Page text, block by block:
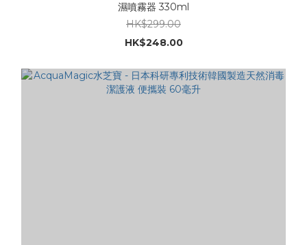
濕噴霧器 330ml
HK$299.00
HK$248.00